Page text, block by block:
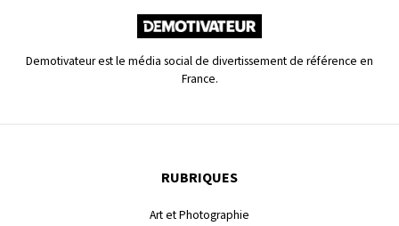
Demotivateur est le média social de divertissement de référence en
France.
RUBRIQUES
Art et Photographie